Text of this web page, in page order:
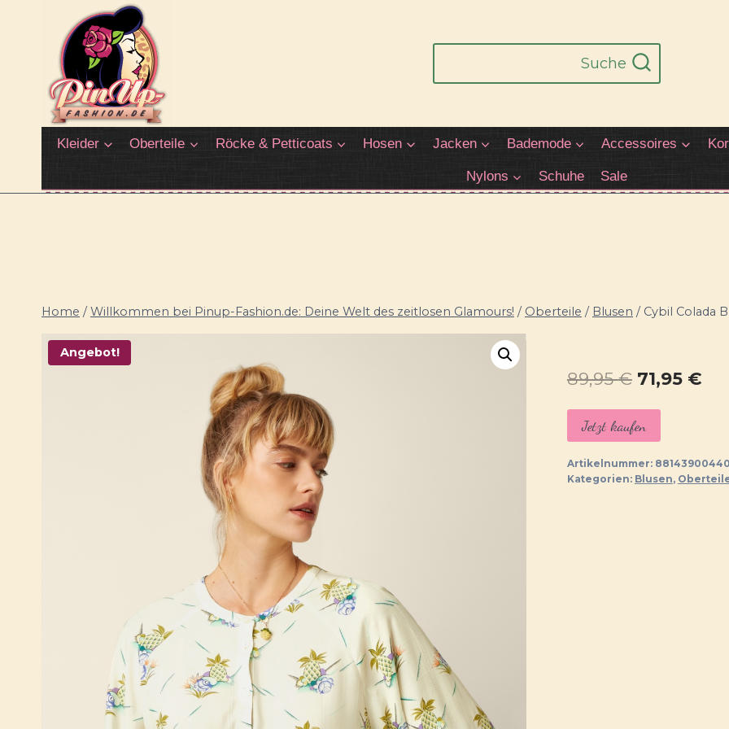
springen
Suche
Kleider Oberteile Röcke & Petticoats Hosen Jacken Bademode Accessoires
Nylons Schuhe Sale
Home / Willkommen bei Pinup-Fashion.de: Deine Welt des zeitlosen Glamours! / Oberteile / Blusen / Cybil Colada
Angebot!
89,95€
Preis
war:
89,95 €
71,95 €
Jetzt kaufen
Artikelnummer:
Kategorien: Blusen,